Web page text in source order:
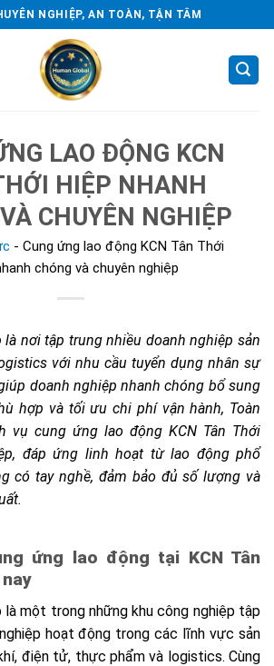
NGHIỆP, AN TOÀN, TẬN TÂM
LAO ĐỘNG KCN
HIỆP NHANH
CHUYÊN NGHIỆP
- Cung ứng lao động KCN Tân Thới
chóng và chuyên nghiệp
là nơi tập trung nhiều doanh nghiệp sản
với nhu cầu tuyển dụng nhân sự
doanh nghiệp nhanh chóng bổ sung
hợp và tối ưu chi phí vận hành, Toàn
vụ cung ứng lao động KCN Tân Thới
đáp ứng linh hoạt từ lao động phổ
có tay nghề, đảm bảo đủ số lượng và
ứng lao động tại KCN Tân
là một trong những khu công nghiệp tập
hoạt động trong các lĩnh vực sản
điện tử, thực phẩm và logistics. Cùng